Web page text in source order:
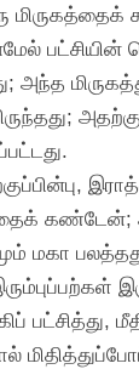
அந்த
கண்டேன்;
மகா
பட்சித்து,